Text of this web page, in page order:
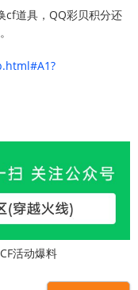
cf道具，QQ彩贝积分还
活动爆料